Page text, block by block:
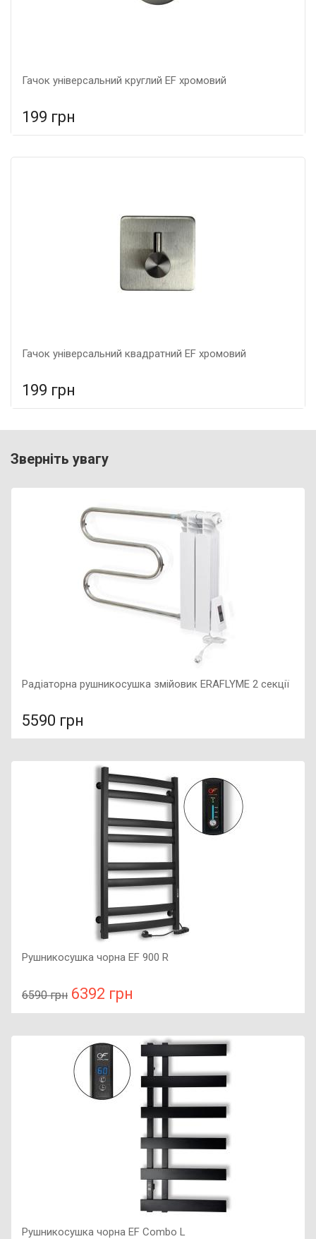
Гачок універсальний круглий EF хромовий
199 грн
Гачок універсальний квадратний EF хромовий
199 грн
Зверніть увагу
Радіаторна рушникосушка змійовик ERAFLYME 2 секції
5590 грн
Підключення: праве, Потужність: 250 Вт, Діаметр труби:
25мм / 32мм, Розмір: 730х580,
Рушникосушка чорна EF 900 R
6590 грн 6392 грн
Колір: чорний, Підключення: праве, Потужність: 210 Вт,
Розмір: 909х530х85,
Рушникосушка чорна EF Combo L